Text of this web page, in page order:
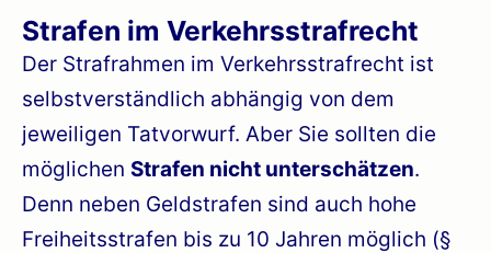
Strafen im Verkehrsstrafrecht
Der Strafrahmen im Verkehrsstrafrecht ist
selbstverständlich abhängig von dem
jeweiligen Tatvorwurf. Aber Sie sollten die
möglichen Strafen nicht unterschätzen.
Denn neben Geldstrafen sind auch hohe
Freiheitsstrafen bis zu 10 Jahren möglich (§